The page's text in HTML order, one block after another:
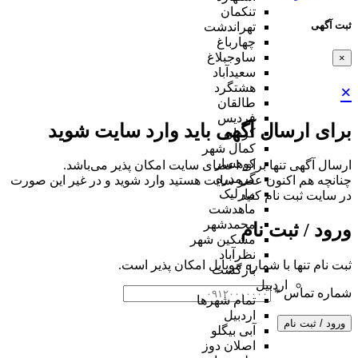
ثبت آگهی
×
×
برای ارسال آگهی باید وارد سایت شوید
ارسال آگهی تنها برای اعضای سایت امکان پذیر می‌باشد.
چنانچه هم‌ اکنون عضو سایت هستید وارد شوید و در غیر این صورت
در سایت ثبت نام کنید
ورود / ثبت نام
ثبت نام تنها با شماره موبایل امکان پذیر است.
شماره تماس*
ورود / ثبت نام
تنکمان
تهراندشت
چهارباغ
ساوجبلاغ
سعیدآباد
هشتگرد
طالقان
فردیس
کردان
کمال شهر
کوهسار
گرمدره
مارلیک
ماهدشت
محمدشهر
مشکین شهر
نظرآباد
بازگشت
اردبیل
تمام شهر‌ها
اردبیل
آبی بیگلو
اصلان دوز